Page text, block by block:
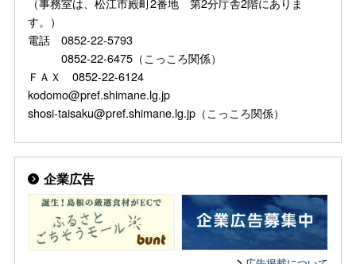
す。）
電話 0852-22-5793
0852-22-6475（こっころ関係）
ＦＡＸ 0852-22-6124
kodomo@pref.shimane.lg.jp
shosi-taisaku@pref.shimane.lg.jp（こっころ関係）
企業広告